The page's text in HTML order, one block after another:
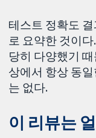
테스트 정확도
로 요약한 것이
당히 다양했기
상에서 항상 동
는 없다.
이 리뷰는